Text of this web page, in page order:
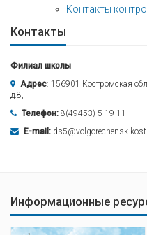
Контакты
Контакты
Филиал школы
Адрес: 156901 Костромская
д.8,
Телефон: 8(49453) 5-19-11
E-mail:
Информационные